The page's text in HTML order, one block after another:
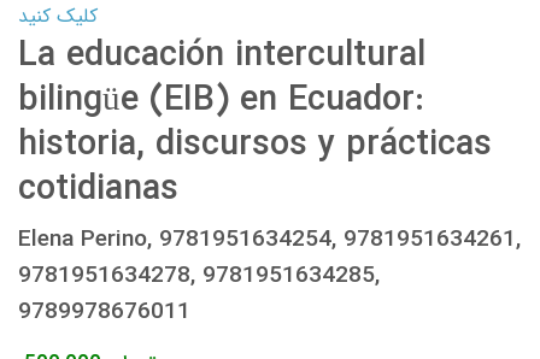
کلیک کنید
La educación intercultural
bilingüe (EIB) en Ecuador:
historia, discursos y prácticas
cotidianas
Elena Perino, 9781951634254, 9781951634261,
9781951634278, 9781951634285,
9789978676011